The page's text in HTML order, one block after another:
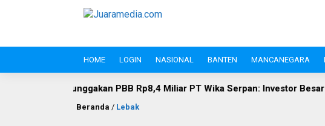
HOME LOGIN NASIONAL BANTEN MANCANEGARA
PBB Rp8,4 Miliar PT Wika Serpan: Investor Besar Tak Boleh Kebal
Beranda / Lebak